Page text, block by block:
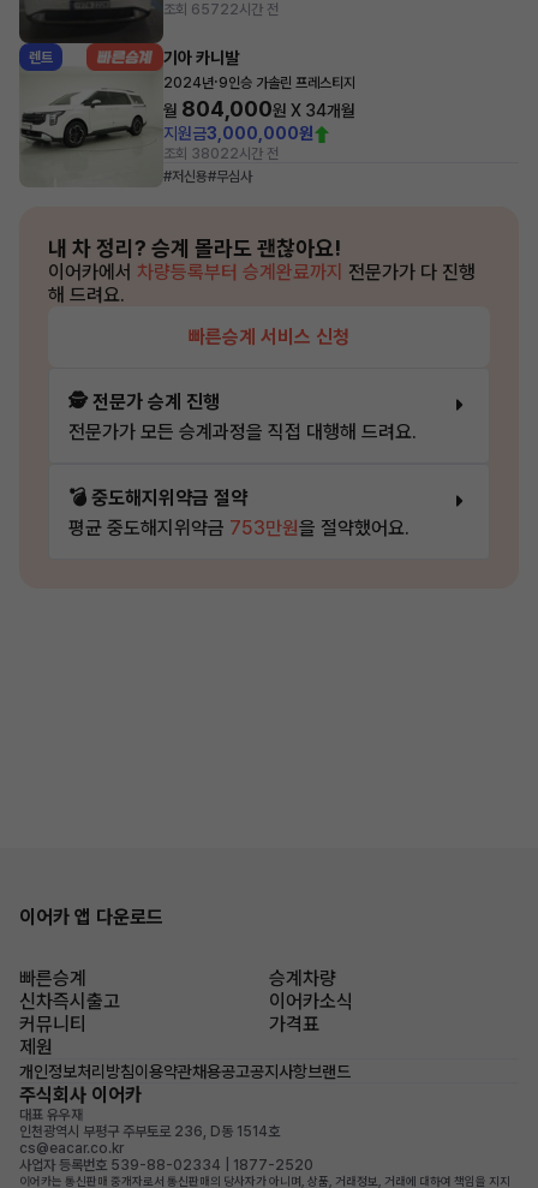
조회 65722시간 전
렌트 기아 카니발
2024년·9인승 가솔린 프레스티지
월 804,000원 X 34개월
지원금3,000,000원
조회 38022시간 전
#저신용#무심사
내 차 정리? 승계 몰라도 괜찮아요!
이어카에서 차량등록부터 승계완료까지 전문가가 다 진행
해 드려요.
빠른승계 서비스 신청
🕵️ 전문가 승계 진행
전문가가 모든 승계과정을 직접 대행해 드려요.
💣 중도해지위약금 절약
평균 중도해지위약금 753만원을 절약했어요.
이어카 앱 다운로드
빠른승계
승계차량
신차즉시출고
이어카소식
커뮤니티
가격표
제원
개인정보처리방침이용약관채용공고공지사항브랜드
주식회사 이어카
대표 유우재
인천광역시 부평구 주부토로 236, D동 1514호
cs@eacar.co.kr
사업자 등록번호 539-88-02334 | 1877-2520
이어카는 통신판매 중개자로서 통신판매의 당사자가 아니며, 상품, 거래정보, 거래에 대하여 책임을 지지